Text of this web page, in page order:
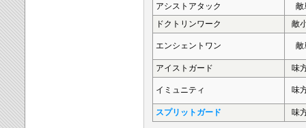
アシストアタック
敵
ドクトリンワーク
敵
エンシェントワン 敵
アイストガード 味
イミュニティ 味
スプリットガード 味